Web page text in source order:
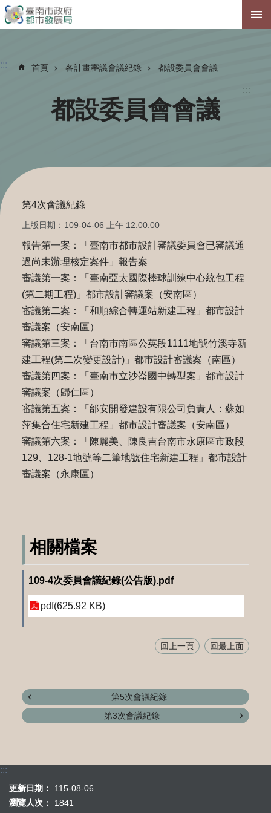
跳到主要內容區塊
:::
::: 首頁 各計畫審議會議紀錄 都設委員會會議
都設委員會會議
第4次會議紀錄
上版日期：109-04-06 上午 12:00:00
報告第一案：「臺南市都市設計審議委員會已審議通
過尚未辦理核定案件」報告案
審議第一案：「臺南亞太國際棒球訓練中心統包工程
(第二期工程)」都市設計審議案（安南區）
審議第二案：「和順綜合轉運站新建工程」都市設計
審議案（安南區）
審議第三案：「台南市南區公英段1111地號竹溪寺新
建工程(第二次變更設計)」都市設計審議案（南區）
審議第四案：「臺南市立沙崙國中轉型案」都市設計
審議案（歸仁區）
審議第五案：「邰安開發建設有限公司負責人：蘇如
萍集合住宅新建工程」都市設計審議案（安南區）
審議第六案：「陳麗美、陳良吉台南市永康區市政段
129、128-1地號等二筆地號住宅新建工程」都市設計
審議案（永康區）
相關檔案
109-4次委員會議紀錄(公告版).pdf
pdf(625.92 KB)
回上一頁 回最上面
第5次會議紀錄
第3次會議紀錄
:::
更新日期：
115-08-06
瀏覽人次：
1841